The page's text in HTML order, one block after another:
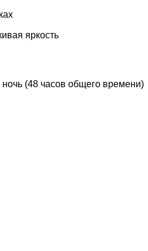
яркость
(48 часов общего времени)